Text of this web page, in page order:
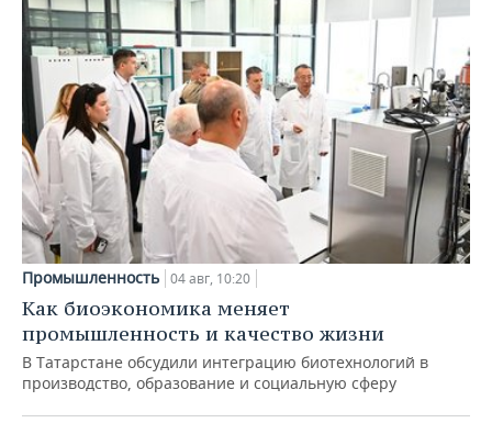
Промышленность 04 авг, 10:20
Как биоэкономика меняет
промышленность и качество жизни
В Татарстане обсудили интеграцию биотехнологий в
производство, образование и социальную сферу